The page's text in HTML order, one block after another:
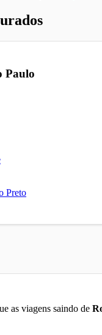
Paulo
Preto
as viagens saindo de